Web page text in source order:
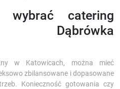
wybrać catering
Dąbrówka
w Katowicach, można mieć
zbilansowane i dopasowane
Konieczność gotowania czy